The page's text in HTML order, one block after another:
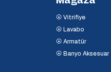
⦿ Vitrifiye
⦿ Lavabo
⦿ Armatür
⦿ Banyo Aksesuar